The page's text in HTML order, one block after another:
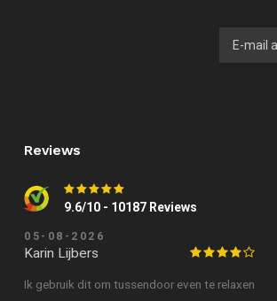
Reviews
9.6/10 - 10187 Reviews
05-08-2026
Karin Lijbers
Ik gebruik dit om tussendoor even te relaxen